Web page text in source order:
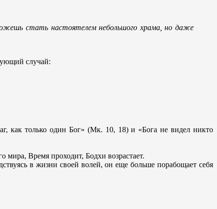
стать настоятелем небольшого храма, но даже
случай:
как только один Бог» (Мк. 10, 18) и «Бога не видел никто
Время проходит, Бодхи возрастает.
в жизни своей волей, он еще больше порабощает себя